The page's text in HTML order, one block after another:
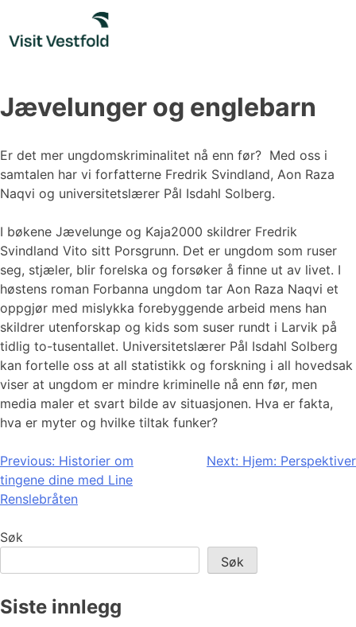
content
Jævelunger og englebarn
Er det mer ungdomskriminalitet nå enn før? Med oss i
samtalen har vi forfatterne Fredrik Svindland, Aon Raza
Naqvi og universitetslærer Pål Isdahl Solberg.
I bøkene Jævelunge og Kaja2000 skildrer Fredrik
Svindland Vito sitt Porsgrunn. Det er ungdom som ruser
seg, stjæler, blir forelska og forsøker å finne ut av livet. I
høstens roman Forbanna ungdom tar Aon Raza Naqvi et
oppgjør med mislykka forebyggende arbeid mens han
skildrer utenforskap og kids som suser rundt i Larvik på
tidlig to-tusentallet. Universitetslærer Pål Isdahl Solberg
kan fortelle oss at all statistikk og forskning i all hovedsak
viser at ungdom er mindre kriminelle nå enn før, men
media maler et svart bilde av situasjonen. Hva er fakta,
hva er myter og hvilke tiltak funker?
Innleggsnavigasjon
Previous: Historier om
tingene dine med Line
Renslebråten
Next: Hjem: Perspektiver
Søk
Søk
Siste innlegg